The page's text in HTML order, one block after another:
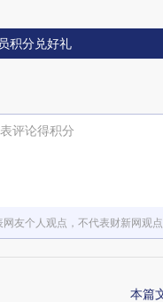
积分兑好礼
评论得积分
网友个人观点，不代表财新网观点
本篇